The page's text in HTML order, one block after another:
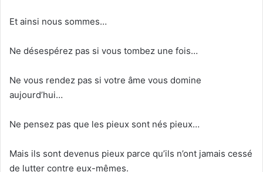
Et ainsi nous sommes…
Ne désespérez pas si vous tombez une fois…
Ne vous rendez pas si votre âme vous domine
aujourd’hui…
Ne pensez pas que les pieux sont nés pieux…
Mais ils sont devenus pieux parce qu’ils n’ont jamais cessé
de lutter contre eux-mêmes.